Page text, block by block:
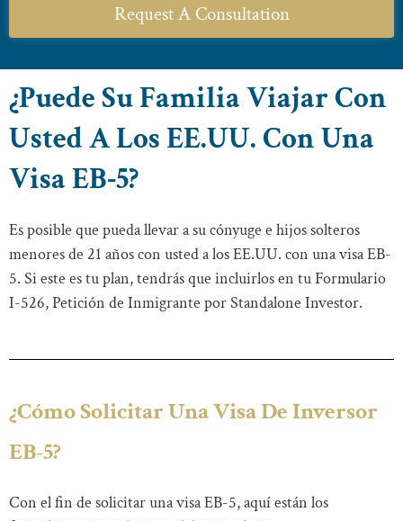
Request A Consultation
¿Puede Su Familia Viajar Con
Usted A Los EE.UU. Con Una
Visa EB-5?
Es posible que pueda llevar a su cónyuge e hijos solteros
menores de 21 años con usted a los EE.UU. con una visa EB-
5. Si este es tu plan, tendrás que incluirlos en tu Formulario
I-526, Petición de Inmigrante por Standalone Investor.
¿Cómo Solicitar Una Visa De Inversor
EB-5?
Con el fin de solicitar una visa EB-5, aquí están los